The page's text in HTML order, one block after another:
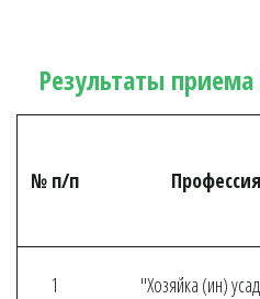
Результаты
№ п/п Профессия
1 "Хозяйка (ин)